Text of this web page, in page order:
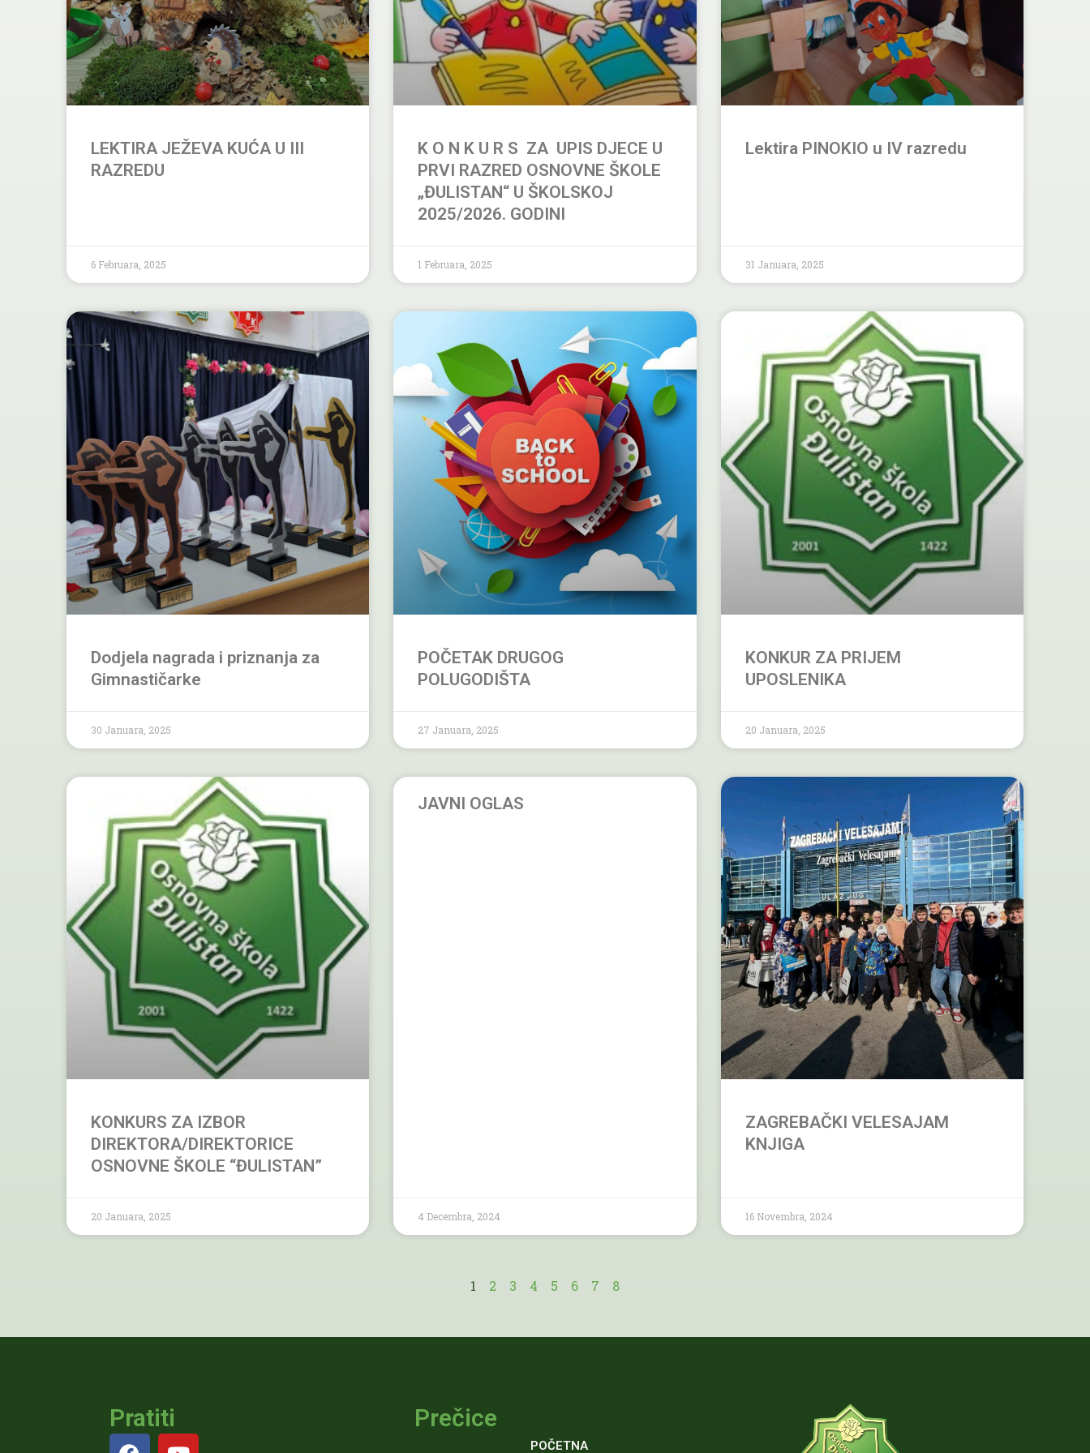
LEKTIRA JEŽEVA KUĆA U III
RAZREDU
6 Februara, 2025
K O N K U R S ZA UPIS DJECE U
PRVI RAZRED OSNOVNE ŠKOLE
„ĐULISTAN“ U ŠKOLSKOJ
2025/2026. GODINI
1 Februara, 2025
Lektira PINOKIO u IV razredu
31 Januara, 2025
Dodjela nagrada i priznanja za
Gimnastičarke
30 Januara, 2025
POČETAK DRUGOG
POLUGODIŠTA
27 Januara, 2025
KONKUR ZA PRIJEM
UPOSLENIKA
20 Januara, 2025
KONKURS ZA IZBOR
DIREKTORA/DIREKTORICE
OSNOVNE ŠKOLE “ĐULISTAN”
20 Januara, 2025
JAVNI OGLAS
4 Decembra, 2024
ZAGREBAČKI VELESAJAM
KNJIGA
16 Novembra, 2024
1 2 3 4 5 6 7 8
Pratiti
F
Y
Prečice
POČETNA